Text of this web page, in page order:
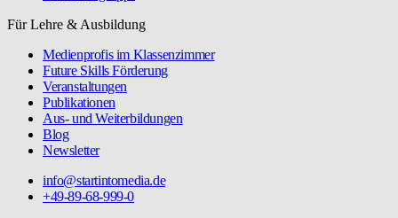
Für Lehre & Ausbildung
Medienprofis im Klassenzimmer
Future Skills Förderung
Veranstaltungen
Publikationen
Aus- und Weiterbildungen
Blog
Newsletter
info@startintomedia.de
+49-89-68-999-0